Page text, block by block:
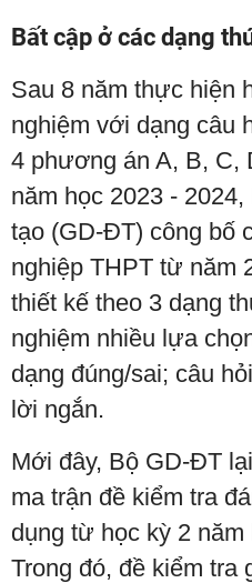
Bất cập ở các dạng
Sau 8 năm thực hiện
nghiệm với dạng câu
4 phương án A, B, C,
năm học 2023 -
tạo (GD-ĐT) công bố
nghiệp THPT từ năm
thiết kế theo 3 dạng
nghiệm nhiều lựa
dạng đúng/sai; câu
lời ngắn.
Mới đây, Bộ GD-ĐT
ma trận đề kiểm tra
dụng từ học kỳ 2 năm
Trong đó, đề kiểm tra